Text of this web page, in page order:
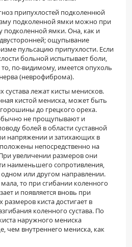
припухлостей подколеннюй
подколенной ямки можно при
подколенной ямки. Она, как и
ощупывание
пульсацию припухлости. Если
больной испытывает боли,
по-видимому, имеется опухоль
(неврофиброма).
сустава лежат кисты менисков.
кистой мениска, может быть
до грецкого ореха.
не прощупывают и
болей в области суставной
напряжении и затихающих в
непосредственно на
увеличении размеров они
наименьшего сопротивления,
одном или другом направлении.
то при сгибании коленного
и появляется вновь при
киста достигает в
коленного сустава. По
наружного мениска
чем внутреннего мениска, как